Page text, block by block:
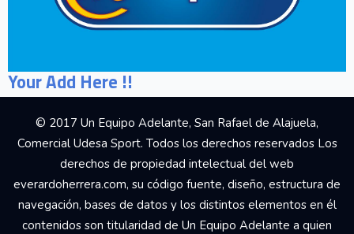
Your Add Here !!
© 2017 Un Equipo Adelante, San Rafael de Alajuela,
Comercial Udesa Sport. Todos los derechos reservados Los
derechos de propiedad intelectual del web
everardoherrera.com, su código fuente, diseño, estructura de
navegación, bases de datos y los distintos elementos en él
contenidos son titularidad de Un Equipo Adelante a quien